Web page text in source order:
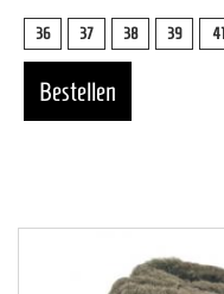
36 37 38 39 41